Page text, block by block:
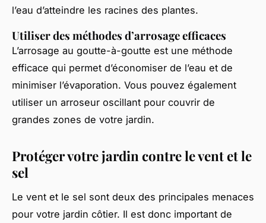
l’eau d’atteindre les racines des plantes.
Utiliser des méthodes d’arrosage efficaces
L’arrosage au goutte-à-goutte est une méthode
efficace qui permet d’économiser de l’eau et de
minimiser l’évaporation. Vous pouvez également
utiliser un arroseur oscillant pour couvrir de
grandes zones de votre jardin.
Protéger votre jardin contre le vent et le
sel
Le vent et le sel sont deux des principales menaces
pour votre jardin côtier. Il est donc important de